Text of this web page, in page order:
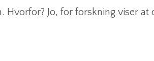
Jo, for forskning viser at